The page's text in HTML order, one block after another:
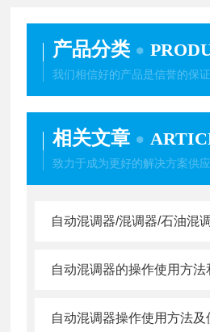
产品分类
我们相信好的产品是信誉的保证
相关文章
致力于成为更好的解决方案供应
自动混调器/混调器/石油混
自动混调器的操作使用方
自动混调器操作使用方法及